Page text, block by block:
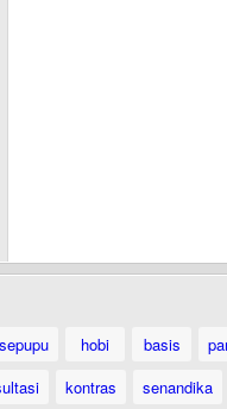
sepupu hobi basis
kontras senandika